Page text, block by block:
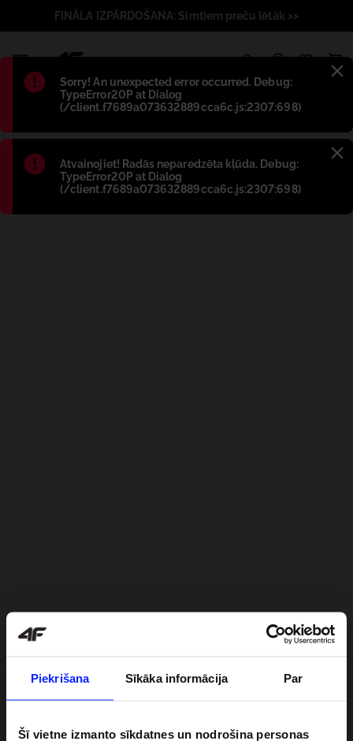
Piekrišana Sīkāka informācija Par
Šī vietne izmanto sīkdatnes un nodrošina personas
Błąd:
Sorry! An unexpected error occurred. Debug:
TypeError20P at Dialog
(/client.f7689a073632889cca6c.js:2307:698)
Błąd:
Atvainojiet! Radās neparedzēta kļūda. Debug:
TypeError20P at Dialog
(/client.f7689a073632889cca6c.js:2307:698)
FINĀLA IZPĀRDOŠANA: Simtiem preču lētāk >>